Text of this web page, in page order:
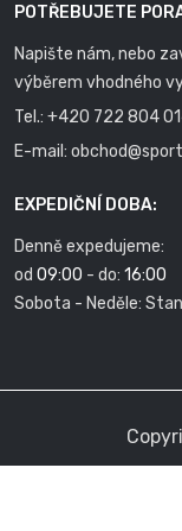
POTŘEBUJETE
Napište nám, nebo
výběrem vhodného
Tel.: +420 722 804
E-mail:
EXPEDIČNÍ DOBA:
Denně expedujeme:
od 09:00 - do: 16:00
Sobota - Neděle: